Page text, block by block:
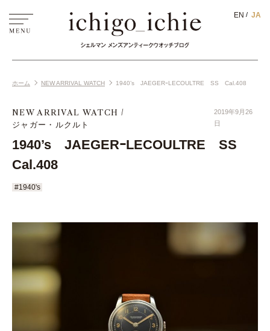
ホーム NEW ARRIVAL WATCH 1940’s JAEGERｰLECOULTRE SS Cal.408
NEW ARRIVAL WATCH
ジャガー・ルクルト
2019年9月26
日
1940’s JAEGERｰLECOULTRE SS
Cal.408
#1940's
EN JA